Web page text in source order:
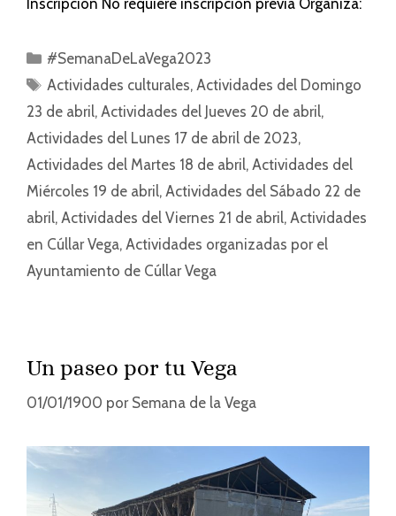
Inscripción No requiere inscripción previa Organiza:
#SemanaDeLaVega2023
Actividades culturales,Actividades del Domingo
23 de abril, Actividades del Jueves 20 de abril,
Actividades del Lunes 17 de abril de 2023,
Actividades del Martes 18 de abril, Actividades del
Miércoles 19 de abril, Actividades del Sábado 22 de
abril, Actividades del Viernes 21 de abril, Actividades
en Cúllar Vega, Actividades organizadas por el
Ayuntamiento de Cúllar Vega
Un paseo por tu Vega
01/01/1900 por Semana de la Vega